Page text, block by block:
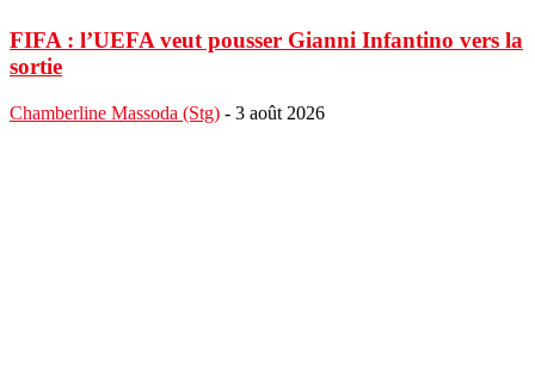
FIFA : l’UEFA veut pousser Gianni Infantino vers la
sortie
Chamberline Massoda (Stg) - 3 août 2026